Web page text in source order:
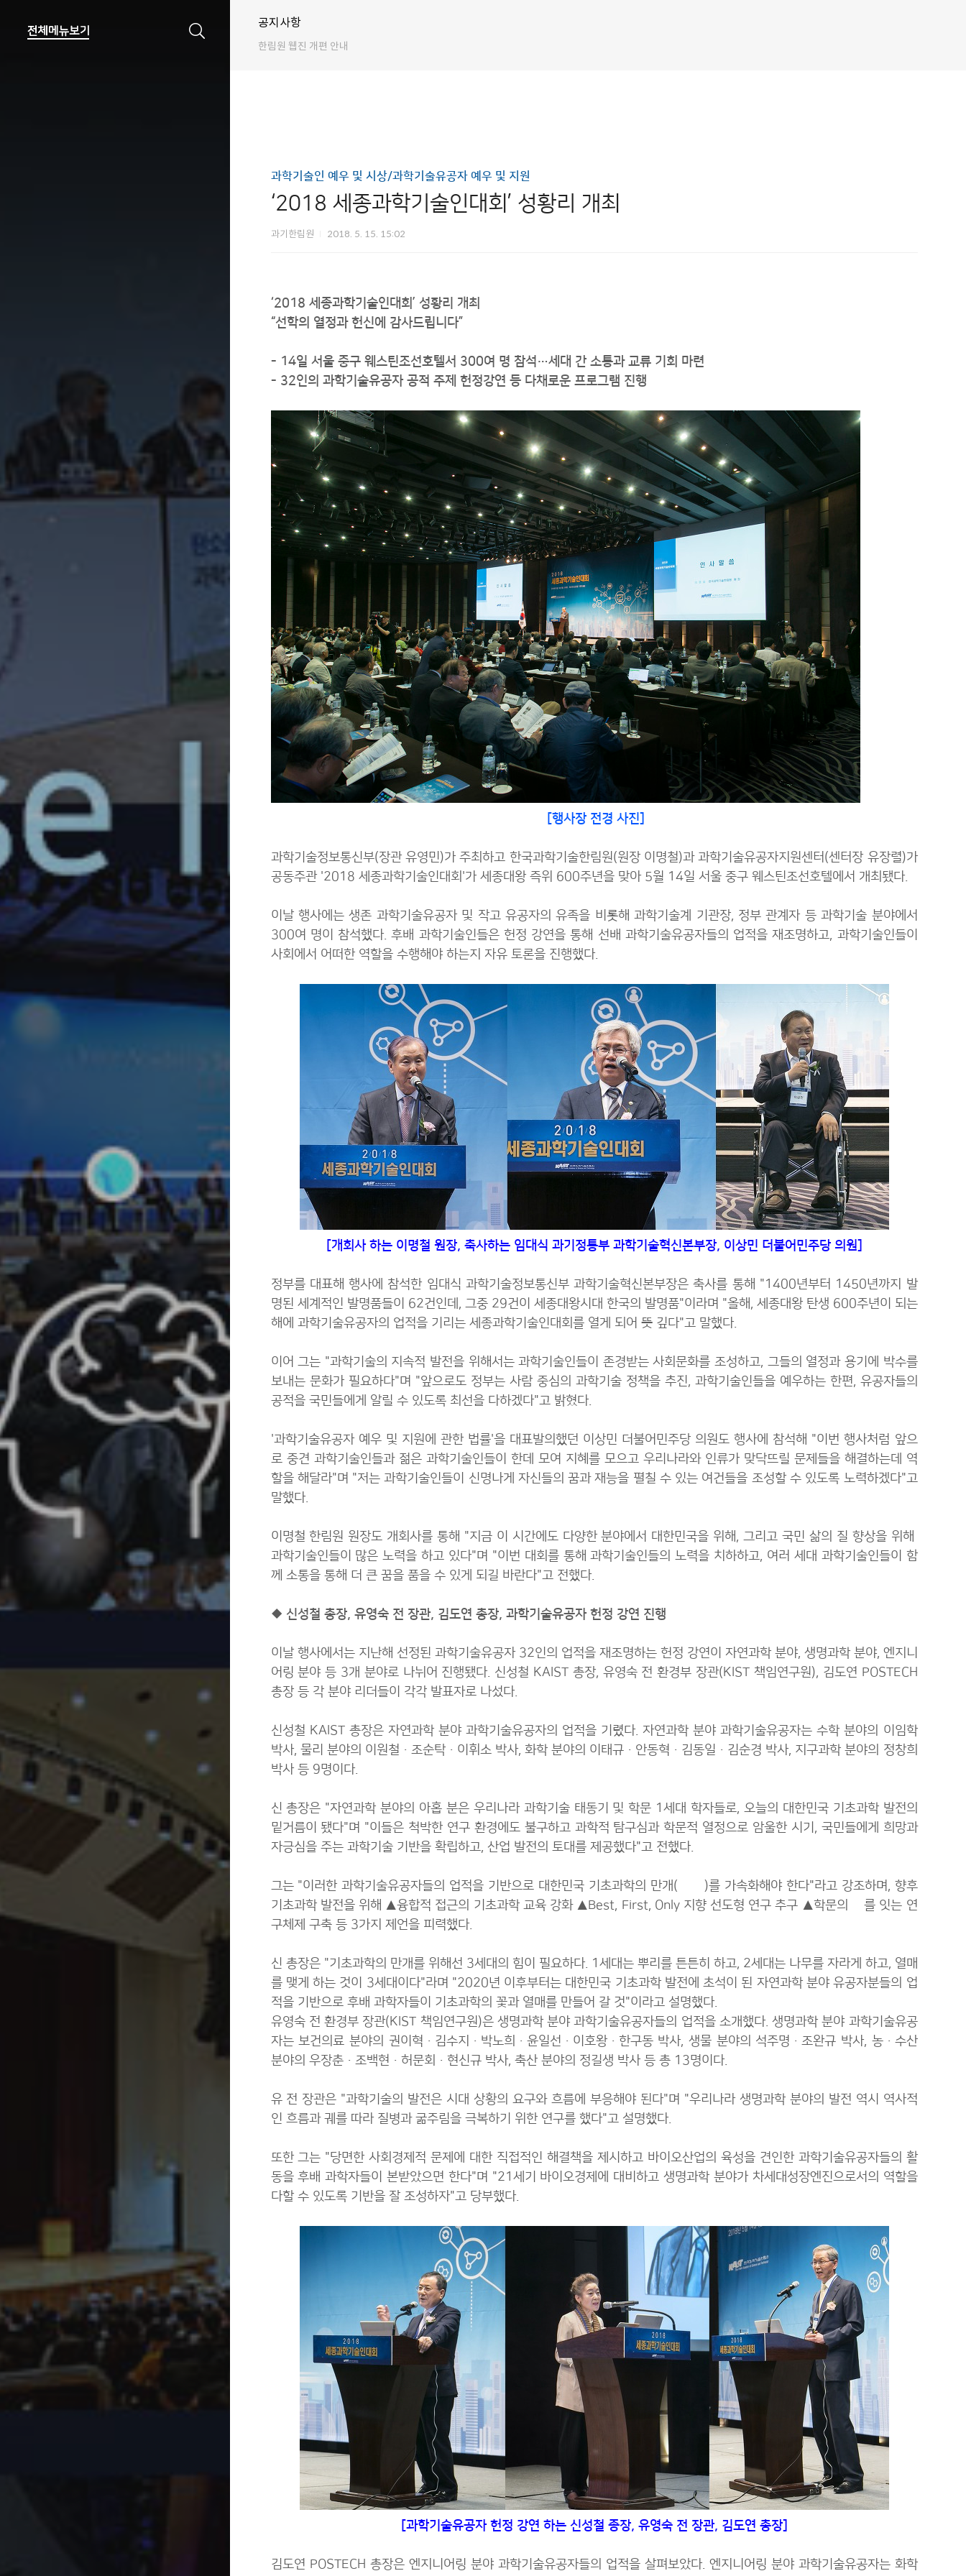
공지사항
한림원 웹진 개편 안내
과학기술인 예우 및 시상/과학기술유공자 예우 및 지원
‘2018 세종과학기술인대회’ 성황리 개최
과기한림원 2018. 5. 15. 15:02
‘2018 세종과학기술인대회’ 성황리 개최
“선학의 열정과 헌신에 감사드립니다”
- 14일 서울 중구 웨스틴조선호텔서 300여 명 참석…세대 간 소통과 교류 기회 마련
- 32인의 과학기술유공자 공적 주제 헌정강연 등 다채로운 프로그램 진행
[행사장 전경 사진]
과학기술정보통신부(장관 유영민)가 주최하고 한국과학기술한림원(원장 이명철)과 과학기술유공자지원센터(센터장 유장렬)가
공동주관 '2018 세종과학기술인대회'가 세종대왕 즉위 600주년을 맞아 5월 14일 서울 중구 웨스틴조선호텔에서 개최됐다.
이날 행사에는 생존 과학기술유공자 및 작고 유공자의 유족을 비롯해 과학기술계 기관장, 정부 관계자 등 과학기술 분야에서
300여 명이 참석했다. 후배 과학기술인들은 헌정 강연을 통해 선배 과학기술유공자들의 업적을 재조명하고, 과학기술인들이
사회에서 어떠한 역할을 수행해야 하는지 자유 토론을 진행했다.
[개회사 하는 이명철 원장, 축사하는 임대식 과기정통부 과학기술혁신본부장, 이상민 더불어민주당 의원]
정부를 대표해 행사에 참석한 임대식 과학기술정보통신부 과학기술혁신본부장은 축사를 통해 "1400년부터 1450년까지 발
명된 세계적인 발명품들이 62건인데, 그중 29건이 세종대왕시대 한국의 발명품"이라며 "올해, 세종대왕 탄생 600주년이 되는
해에 과학기술유공자의 업적을 기리는 세종과학기술인대회를 열게 되어 뜻 깊다"고 말했다.
이어 그는 "과학기술의 지속적 발전을 위해서는 과학기술인들이 존경받는 사회문화를 조성하고, 그들의 열정과 용기에 박수를
보내는 문화가 필요하다"며 "앞으로도 정부는 사람 중심의 과학기술 정책을 추진, 과학기술인들을 예우하는 한편, 유공자들의
공적을 국민들에게 알릴 수 있도록 최선을 다하겠다"고 밝혔다.
'과학기술유공자 예우 및 지원에 관한 법률'을 대표발의했던 이상민 더불어민주당 의원도 행사에 참석해 "이번 행사처럼 앞으
로 중견 과학기술인들과 젊은 과학기술인들이 한데 모여 지혜를 모으고 우리나라와 인류가 맞닥뜨릴 문제들을 해결하는데 역
할을 해달라"며 "저는 과학기술인들이 신명나게 자신들의 꿈과 재능을 펼칠 수 있는 여건들을 조성할 수 있도록 노력하겠다"고
말했다.
이명철 한림원 원장도 개회사를 통해 "지금 이 시간에도 다양한 분야에서 대한민국을 위해, 그리고 국민 삶의 질 향상을 위해
과학기술인들이 많은 노력을 하고 있다"며 "이번 대회를 통해 과학기술인들의 노력을 치하하고, 여러 세대 과학기술인들이 함
께 소통을 통해 더 큰 꿈을 품을 수 있게 되길 바란다"고 전했다.
◆ 신성철 총장, 유영숙 전 장관, 김도연 총장, 과학기술유공자 헌정 강연 진행
이날 행사에서는 지난해 선정된 과학기술유공자 32인의 업적을 재조명하는 헌정 강연이 자연과학 분야, 생명과학 분야, 엔지니
어링 분야 등 3개 분야로 나뉘어 진행됐다. 신성철 KAIST 총장, 유영숙 전 환경부 장관(KIST 책임연구원), 김도연 POSTECH
총장 등 각 분야 리더들이 각각 발표자로 나섰다.
신성철 KAIST 총장은 자연과학 분야 과학기술유공자의 업적을 기렸다. 자연과학 분야 과학기술유공자는 수학 분야의 이임학
박사, 물리 분야의 이원철·조순탁·이휘소 박사, 화학 분야의 이태규·안동혁·김동일·김순경 박사, 지구과학 분야의 정창희
박사 등 9명이다.
신 총장은 "자연과학 분야의 아홉 분은 우리나라 과학기술 태동기 및 학문 1세대 학자들로, 오늘의 대한민국 기초과학 발전의
밑거름이 됐다"며 "이들은 척박한 연구 환경에도 불구하고 과학적 탐구심과 학문적 열정으로 암울한 시기, 국민들에게 희망과
자긍심을 주는 과학기술 기반을 확립하고, 산업 발전의 토대를 제공했다"고 전했다.
그는 "이러한 과학기술유공자들의 업적을 기반으로 대한민국 기초과학의 만개(滿開)를 가속화해야 한다"라고 강조하며, 향후
기초과학 발전을 위해 ▲융합적 접근의 기초과학 교육 강화 ▲Best, First, Only 지향 선도형 연구 추구 ▲학문의 代를 잇는 연
구체제 구축 등 3가지 제언을 피력했다.
신 총장은 "기초과학의 만개를 위해선 3세대의 힘이 필요하다. 1세대는 뿌리를 튼튼히 하고, 2세대는 나무를 자라게 하고, 열매
를 맺게 하는 것이 3세대이다"라며 "2020년 이후부터는 대한민국 기초과학 발전에 초석이 된 자연과학 분야 유공자분들의 업
적을 기반으로 후배 과학자들이 기초과학의 꽃과 열매를 만들어 갈 것"이라고 설명했다.
유영숙 전 환경부 장관(KIST 책임연구원)은 생명과학 분야 과학기술유공자들의 업적을 소개했다. 생명과학 분야 과학기술유공
자는 보건의료 분야의 권이혁·김수지·박노희·윤일선·이호왕·한구동 박사, 생물 분야의 석주명·조완규 박사, 농·수산
분야의 우장춘·조백현·허문회·현신규 박사, 축산 분야의 정길생 박사 등 총 13명이다.
유 전 장관은 "과학기술의 발전은 시대 상황의 요구와 흐름에 부응해야 된다"며 "우리나라 생명과학 분야의 발전 역시 역사적
인 흐름과 궤를 따라 질병과 굶주림을 극복하기 위한 연구를 했다"고 설명했다.
또한 그는 "당면한 사회경제적 문제에 대한 직접적인 해결책을 제시하고 바이오산업의 육성을 견인한 과학기술유공자들의 활
동을 후배 과학자들이 본받았으면 한다"며 "21세기 바이오경제에 대비하고 생명과학 분야가 차세대성장엔진으로서의 역할을
다할 수 있도록 기반을 잘 조성하자"고 당부했다.
[과학기술유공자 헌정 강연 하는 신성철 종장, 유영숙 전 장관, 김도연 총장]
김도연 POSTECH 총장은 엔지니어링 분야 과학기술유공자들의 업적을 살펴보았다. 엔지니어링 분야 과학기술유공자는 화학